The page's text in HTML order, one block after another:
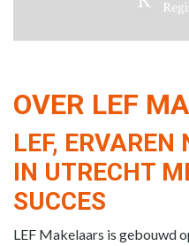
OVER LEF
LEF,
IN UTRECHT
SUCCES
LEF Makelaars is gebouwd